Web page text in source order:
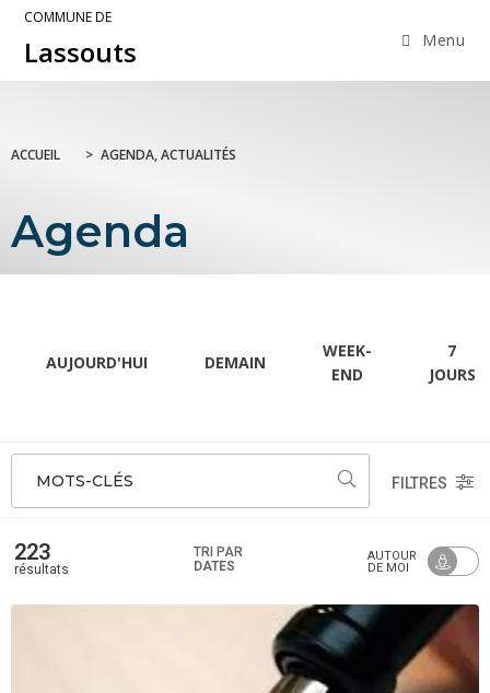
COMMUNE DE
Lassouts Menu
ACCUEIL > AGENDA, ACTUALITÉS
Agenda
AUJOURD'HUI DEMAIN
WEEK-
END
7
JOURS
MOTS-CLÉS FILTRES
223
résultats
TRI PAR
DATES
AUTOUR
DE MOI